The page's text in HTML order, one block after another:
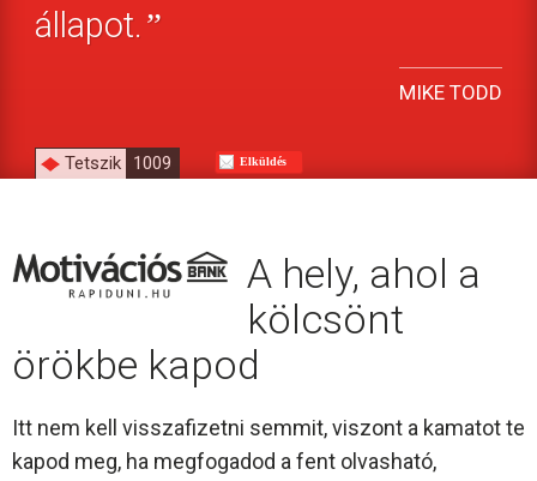
állapot.”
MIKE TODD
Tetszik 1009 Elküldés
A hely, ahol a
kölcsönt
örökbe kapod
Itt nem kell visszafizetni semmit, viszont a kamatot te
kapod meg, ha megfogadod a fent olvasható,